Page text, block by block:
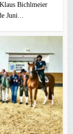
Bichlmeier
Juni...